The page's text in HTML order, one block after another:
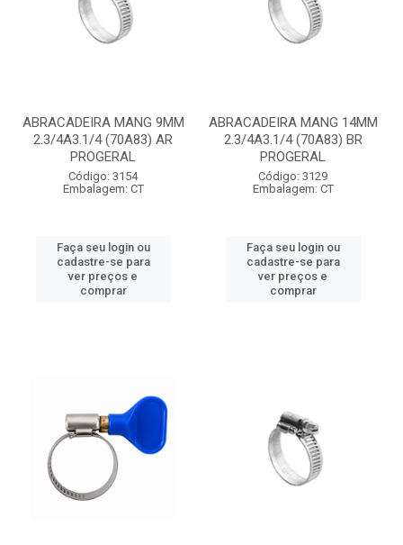
ABRACADEIRA MANG 9MM
2.3/4A3.1/4 (70A83) AR
PROGERAL
Código: 3154
Embalagem: CT
Faça seu login ou
cadastre-se para
ver preços e
comprar
ABRACADEIRA MANG 14MM
2.3/4A3.1/4 (70A83) BR
PROGERAL
Código: 3129
Embalagem: CT
Faça seu login ou
cadastre-se para
ver preços e
comprar